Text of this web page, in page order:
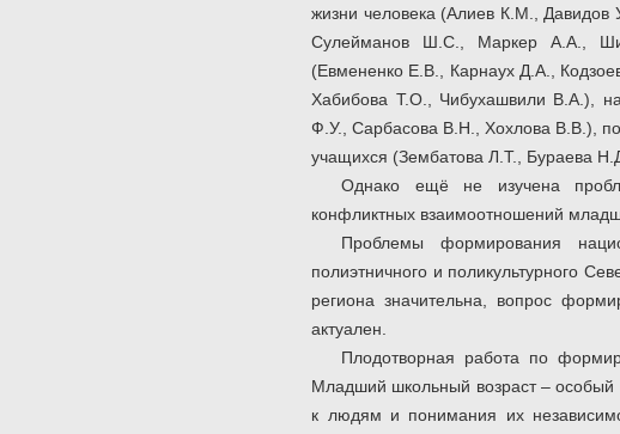
жизни человека (Алиев К.М.,
Сулейманов Ш.С., Маркер А.А.,
(Евмененко Е.В., Карнаух Д.А.,
Хабибова Т.О., Чибухашвили В.А.),
Ф.У., Сарбасова В.Н., Хохлова В.В.),
учащихся (Зембатова Л.Т., Бураева
Однако ещё не изучена
конфликтных взаимоотношений
Проблемы формирования
полиэтничного и поликультурного
региона значительна, вопрос
актуален.
Плодотворная работа по
Младший школьный возраст – особый
к людям и понимания их